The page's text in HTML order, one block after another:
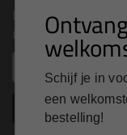
Nieuws, tips en
inbox
Schijf je in
een
bestelling!